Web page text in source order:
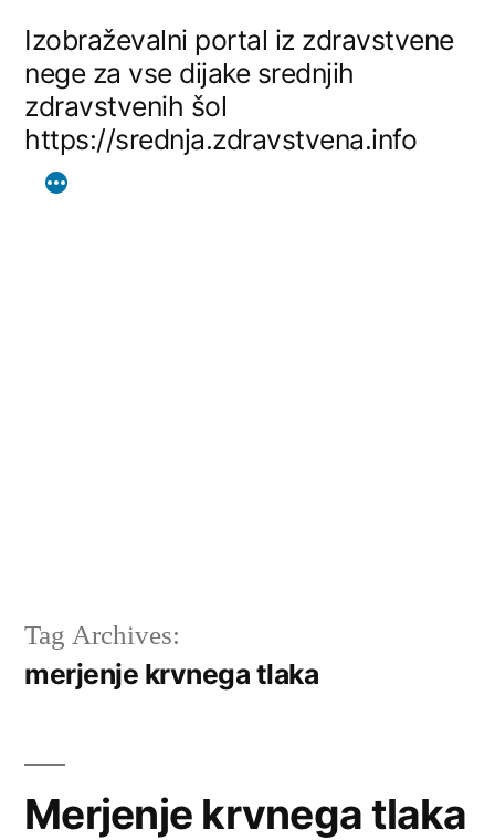
content
Izobraževalni portal iz zdravstvene
nege za vse dijake srednjih
zdravstvenih šol
https://srednja.zdravstvena.info
Tag Archives:
merjenje krvnega tlaka
Merjenje krvnega tlaka